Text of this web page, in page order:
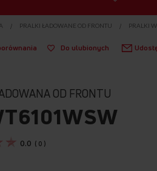
PRALKI ŁADOWANE OD FRONTU PRALKI
Do ulubionych
OD FRONTU
0.0 ( 0 )